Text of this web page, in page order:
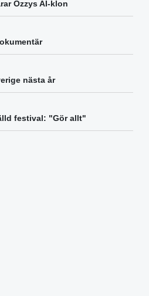
Ozzys AI-klon
nästa år
festival: "Gör allt"